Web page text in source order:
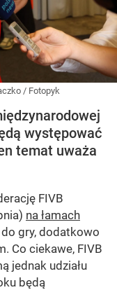
/ Fotopyk
występować
temat uważa
FIVB
na łamach
gry, dodatkowo
Co ciekawe, FIVB
jednak udziału
będą